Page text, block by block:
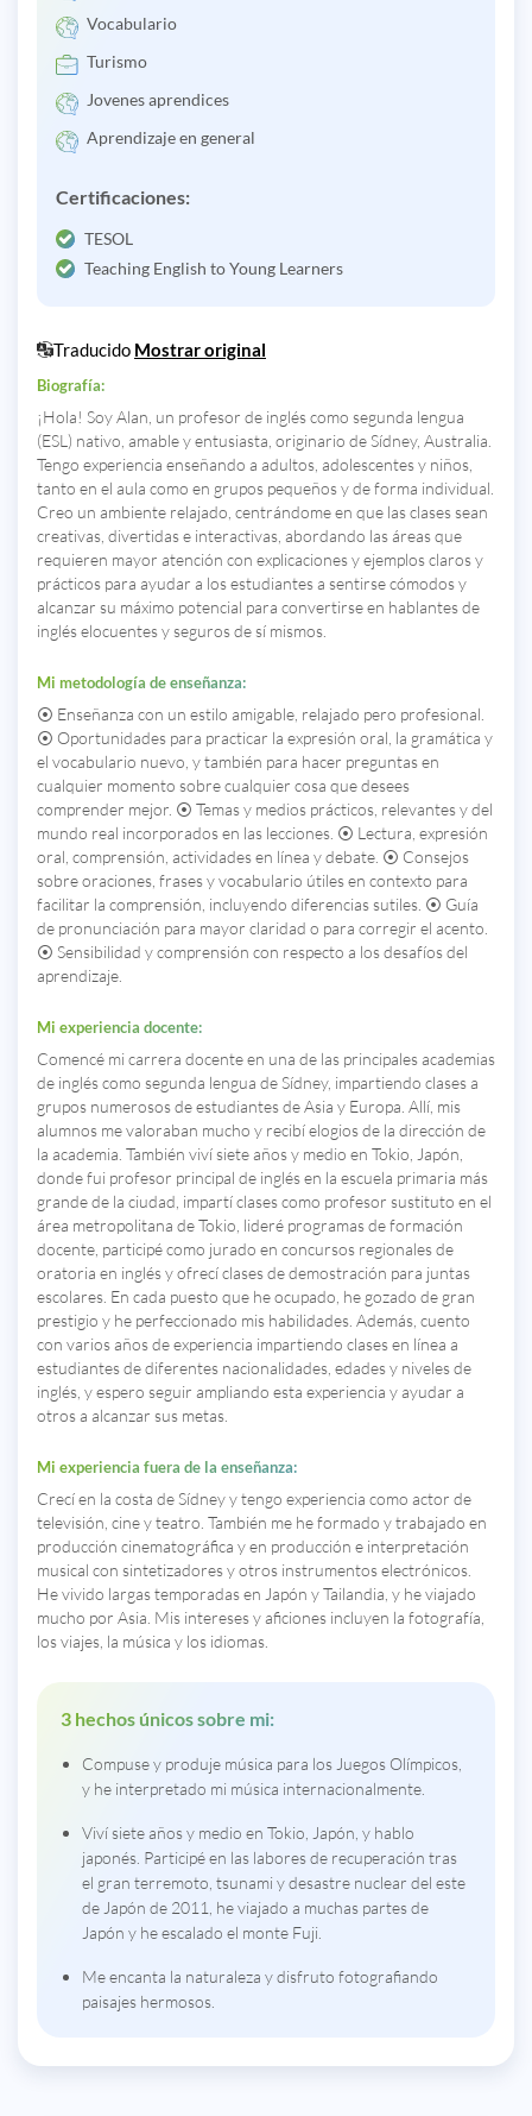
Vocabulario
Turismo
Jovenes aprendices
Aprendizaje en general
Certificaciones:
TESOL
Teaching English to Young Learners
Traducido Mostrar original
Biografía:
¡Hola! Soy Alan, un profesor de inglés como segunda lengua
(ESL) nativo, amable y entusiasta, originario de Sídney, Australia.
Tengo experiencia enseñando a adultos, adolescentes y niños,
tanto en el aula como en grupos pequeños y de forma individual.
Creo un ambiente relajado, centrándome en que las clases sean
creativas, divertidas e interactivas, abordando las áreas que
requieren mayor atención con explicaciones y ejemplos claros y
prácticos para ayudar a los estudiantes a sentirse cómodos y
alcanzar su máximo potencial para convertirse en hablantes de
inglés elocuentes y seguros de sí mismos.
Mi metodología de enseñanza:
⦿ Enseñanza con un estilo amigable, relajado pero profesional.
⦿ Oportunidades para practicar la expresión oral, la gramática y
el vocabulario nuevo, y también para hacer preguntas en
cualquier momento sobre cualquier cosa que desees
comprender mejor. ⦿ Temas y medios prácticos, relevantes y del
mundo real incorporados en las lecciones. ⦿ Lectura, expresión
oral, comprensión, actividades en línea y debate. ⦿ Consejos
sobre oraciones, frases y vocabulario útiles en contexto para
facilitar la comprensión, incluyendo diferencias sutiles. ⦿ Guía
de pronunciación para mayor claridad o para corregir el acento.
⦿ Sensibilidad y comprensión con respecto a los desafíos del
aprendizaje.
Mi experiencia docente:
Comencé mi carrera docente en una de las principales academias
de inglés como segunda lengua de Sídney, impartiendo clases a
grupos numerosos de estudiantes de Asia y Europa. Allí, mis
alumnos me valoraban mucho y recibí elogios de la dirección de
la academia. También viví siete años y medio en Tokio, Japón,
donde fui profesor principal de inglés en la escuela primaria más
grande de la ciudad, impartí clases como profesor sustituto en el
área metropolitana de Tokio, lideré programas de formación
docente, participé como jurado en concursos regionales de
oratoria en inglés y ofrecí clases de demostración para juntas
escolares. En cada puesto que he ocupado, he gozado de gran
prestigio y he perfeccionado mis habilidades. Además, cuento
con varios años de experiencia impartiendo clases en línea a
estudiantes de diferentes nacionalidades, edades y niveles de
inglés, y espero seguir ampliando esta experiencia y ayudar a
otros a alcanzar sus metas.
Mi experiencia fuera de la enseñanza:
Crecí en la costa de Sídney y tengo experiencia como actor de
televisión, cine y teatro. También me he formado y trabajado en
producción cinematográfica y en producción e interpretación
musical con sintetizadores y otros instrumentos electrónicos.
He vivido largas temporadas en Japón y Tailandia, y he viajado
mucho por Asia. Mis intereses y aficiones incluyen la fotografía,
los viajes, la música y los idiomas.
3 hechos únicos sobre mi:
Compuse y produje música para los Juegos Olímpicos,
y he interpretado mi música internacionalmente.
Viví siete años y medio en Tokio, Japón, y hablo
japonés. Participé en las labores de recuperación tras
el gran terremoto, tsunami y desastre nuclear del este
de Japón de 2011, he viajado a muchas partes de
Japón y he escalado el monte Fuji.
Me encanta la naturaleza y disfruto fotografiando
paisajes hermosos.